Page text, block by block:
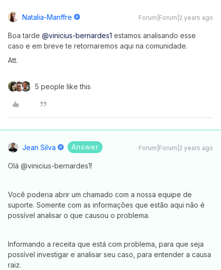
Natalia-Manffre Forum|Forum|2 years ago
Boa tarde @vinicius-bernardes1 estamos analisando esse
caso e em breve te retornaremos aqui na comunidade.
Att.
5 people like this
Jean Silva Answer Forum|Forum|2 years ago
​Olá @vinicius-bernardes1!
Você poderia abrir um chamado com a nossa equipe de
suporte. Somente com as informações que estão aqui não é
possível analisar o que causou o problema.
Informando a receita que está com problema, para que seja
possível investigar e analisar seu caso, para entender a causa
raiz.